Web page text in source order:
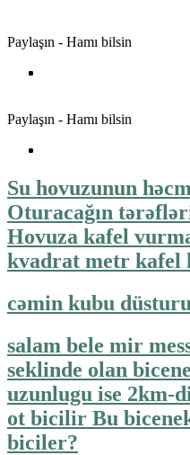
Paylaşın - Hamı bilsin
Paylaşın - Hamı bilsin
Su hovuzunun
Oturacağın
Hovuza kafel
kvadrat metr kafel
cəmin kubu düsturu
salam bele mir
seklinde olan
uzunlugu ise 2km-
ot bicilir Bu
biciler?